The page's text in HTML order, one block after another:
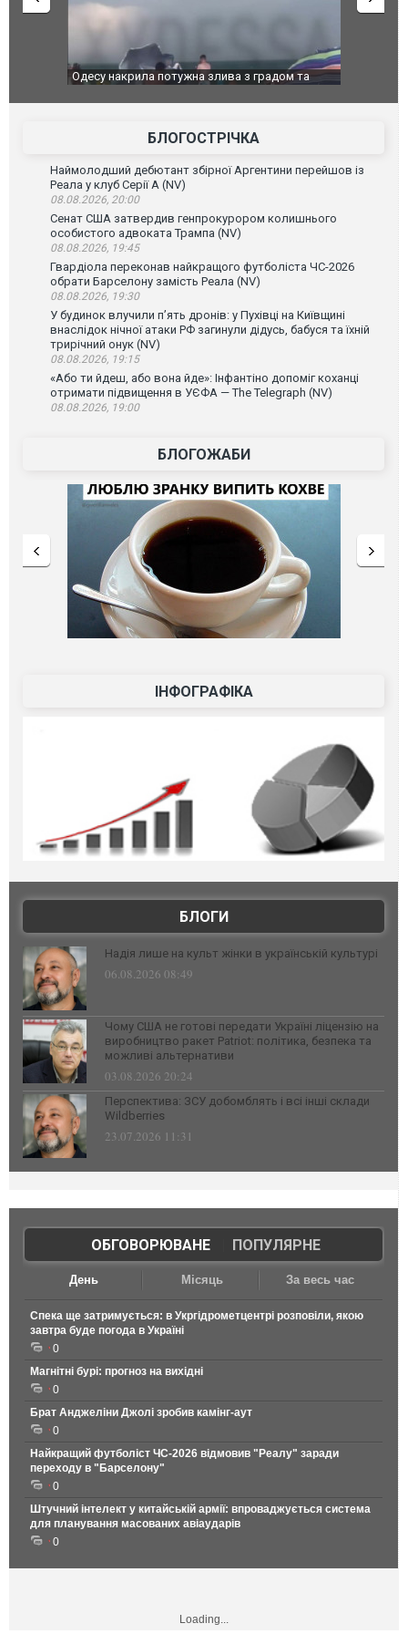
Вже вивели на тести: Ferrari готує оновлення
Вийшов
фільму
БЛОГОСТРІЧКА
Наймолодший дебютант збірної Аргентини перейшов із
Реала у клуб Серії А (NV)
08.08.2026, 20:00
Сенат США затвердив генпрокурором колишнього
особистого адвоката Трампа (NV)
08.08.2026, 19:45
Гвардіола переконав найкращого футболіста ЧС-2026
обрати Барселону замість Реала (NV)
08.08.2026, 19:30
У будинок влучили п’ять дронів: у Пухівці на Київщині
внаслідок нічної атаки РФ загинули дідусь, бабуся та їхній
трирічний онук (NV)
08.08.2026, 19:15
«Або ти йдеш, або вона йде»: Інфантіно допоміг коханці
отримати підвищення в УЄФА — The Telegraph (NV)
08.08.2026, 19:00
БЛОГОЖАБИ
ІНФОГРАФІКА
БЛОГИ
Надія лише на культ жінки в українській культурі
06.08.2026 08:49
Чому США не готові передати Україні ліцензію на
виробництво ракет Patriot: політика, безпека та
можливі альтернативи
03.08.2026 20:24
Перспектива: ЗСУ добомблять і всі інші склади
Wildberries
23.07.2026 11:31
ОБГОВОРЮВАНЕ| ПОПУЛЯРНЕ
День Місяць За весь час
Спека ще затримується: в Укргідрометцентрі розповіли, якою
завтра буде погода в Україні
0
Магнітні бурі: прогноз на вихідні
0
Брат Анджеліни Джолі зробив камінг-аут
0
Найкращий футболіст ЧС-2026 відмовив "Реалу" заради
переходу в "Барселону"
0
Штучний інтелект у китайській армії: впроваджується система
для планування масованих авіаударів
0
Loading...